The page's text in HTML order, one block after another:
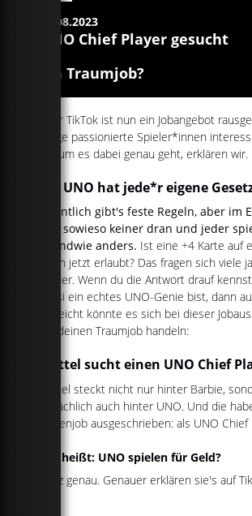
03.08.2023
UNO Chief Player gesucht
Ein Traumjob?
Über TikTok ist nun ein Jobangebot
einige passionierte Spieler*innen
Worum es dabei genau geht, erklären wir.
Für UNO hat jede*r eigene
Eigentlich gibt's feste Regeln, aber im
sich sowieso keiner dran und jeder
irgendwie anders. Ist eine +4 Karte auf
legen jetzt erlaubt? Das fragen sich viele
wieder. Wenn du die Antwort drauf
quasi ein echtes UNO-Genie bist, dann
Vielleicht könnte es sich bei dieser
um deinen Traumjob handeln:
Mattel sucht einen UNO Chief
Mattel steckt nicht nur hinter Barbie,
tatsächlich auch hinter UNO. Und die
Nebenjob ausgeschrieben: als UNO Chief
Das heißt: UNO spielen für Geld?
Ganz genau. Genauer erklären sie's auf